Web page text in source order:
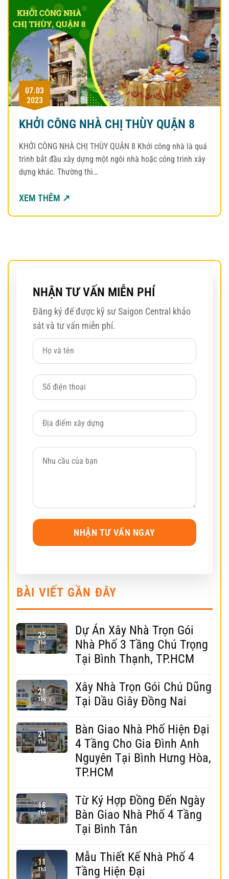
07.03
2023
KHỞI CÔNG NHÀ CHỊ THÙY QUẬN 8
KHỞI CÔNG NHÀ CHỊ THÙY QUẬN 8 Khởi công nhà là quá
trình bắt đầu xây dựng một ngôi nhà hoặc công trình xây
dựng khác. Thường thì…
XEM THÊM ↗
NHẬN TƯ VẤN MIỄN PHÍ
Đăng ký để được kỹ sư Saigon Central khảo
sát và tư vấn miễn phí.
BÀI VIẾT GẦN ĐÂY
25
Th6
Dự Án Xây Nhà Trọn Gói
Nhà Phố 3 Tầng Chú Trọng
Tại Bình Thạnh, TP.HCM
21
Th6
Xây Nhà Trọn Gói Chú Dũng
Tại Dầu Giây Đồng Nai
21
Th6
Bàn Giao Nhà Phố Hiện Đại
4 Tầng Cho Gia Đình Anh
Nguyên Tại Bình Hưng Hòa,
TP.HCM
18
Th6
Từ Ký Hợp Đồng Đến Ngày
Bàn Giao Nhà Phố 4 Tầng
Tại Bình Tân
11
Th3
Mẫu Thiết Kế Nhà Phố 4
Tầng Hiện Đại